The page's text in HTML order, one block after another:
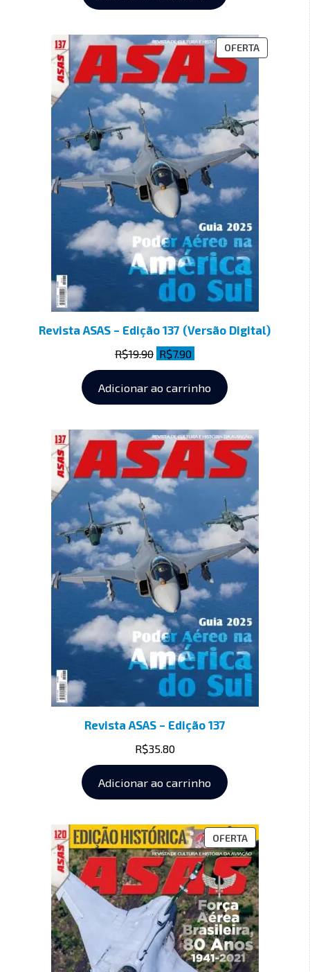
OFERTA
Revista ASAS – Edição 137 (Versão Digital)
R$19.90 R$7.90
Adicionar ao carrinho
Revista ASAS – Edição 137
R$35.80
Adicionar ao carrinho
OFERTA